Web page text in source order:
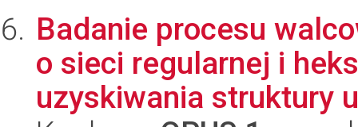
Badanie procesu
o sieci regularnej i
uzyskiwania struktury